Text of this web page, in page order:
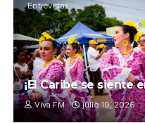
Entrevistas
¡El Caribe se siente
Viva FM julio 19, 2026